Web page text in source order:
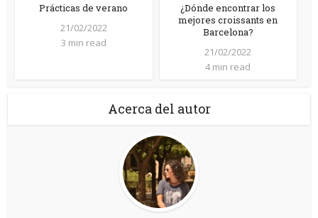
Prácticas de verano
21/02/2022
3 min read
¿Dónde encontrar los
mejores croissants en
Barcelona?
21/02/2022
4 min read
Acerca del autor